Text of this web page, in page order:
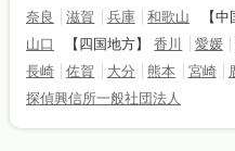
奈良
滋賀 兵庫 和歌山 【中
山口
【四国地方】 香川 愛媛
長崎
佐賀 大分 熊本 宮崎
探偵興信所一般社団法人